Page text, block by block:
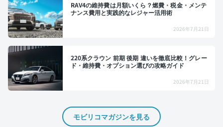
RAV4の維持費は月額いくら？燃費・税金・メンテ
ナンス費用と実践的なレジャー活用術
2026年7月21日
220系クラウン 前期 後期 違いを徹底比較！グレー
ド・維持費・オプション選びの攻略ガイド
2026年7月21日
モビリコマガジンを見る